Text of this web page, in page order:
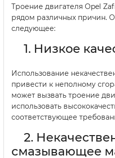
Троение двигателя Opel
рядом различных причин.
следующее:
1. Низкое
Использование
привести к неполному
может вызвать троение
использовать
соответствующее
2.
смазывающее